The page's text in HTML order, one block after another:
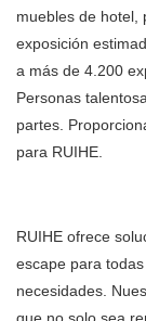
muebles de hotel,
exposición
a más de 4.200
Personas
partes.
para RUIHE.
RUIHE ofrece
escape para
necesidades.